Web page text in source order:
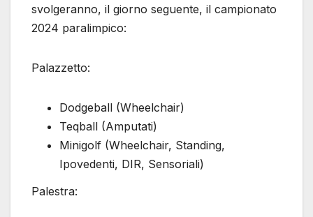
svolgeranno, il giorno seguente, il campionato
2024 paralimpico:
Palazzetto:
Dodgeball (Wheelchair)
Teqball (Amputati)
Minigolf (Wheelchair, Standing,
Ipovedenti, DIR, Sensoriali)
Palestra: